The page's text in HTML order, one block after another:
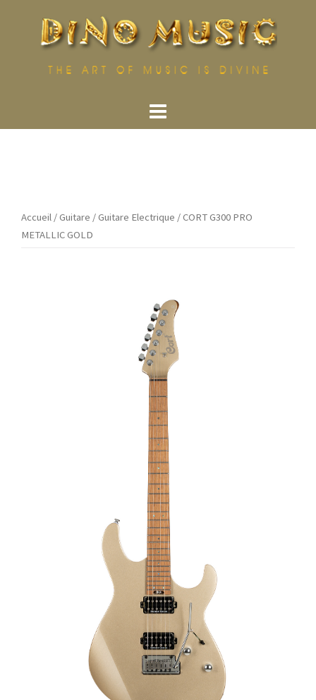
Accueil /Guitare /Guitare Electrique / CORT G300 PRO
METALLIC GOLD